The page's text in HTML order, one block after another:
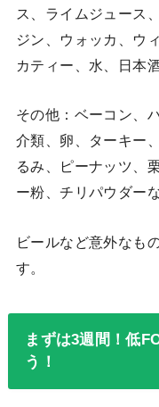
ス、ライムジュース
ジン、ウォッカ、ウ
カティー、水、日本
その他：ベーコン、
介類、卵、ターキー
るみ、ピーナッツ、
ー粉、チリパウダー
ビールなど意外なも
す。
まずは3週間！低
う！